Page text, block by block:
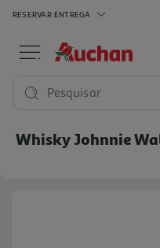
RESERVAR ENTREGA
Pesquisar
Whisky Johnnie